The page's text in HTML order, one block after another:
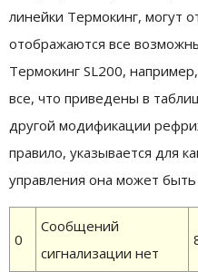
линейки Термокинг, могут
отображаются все
Термокинг SL200,
все, что приведены в
другой модификации
правило, указывается для
управления она может
0
Сообщений
сигнализации нет